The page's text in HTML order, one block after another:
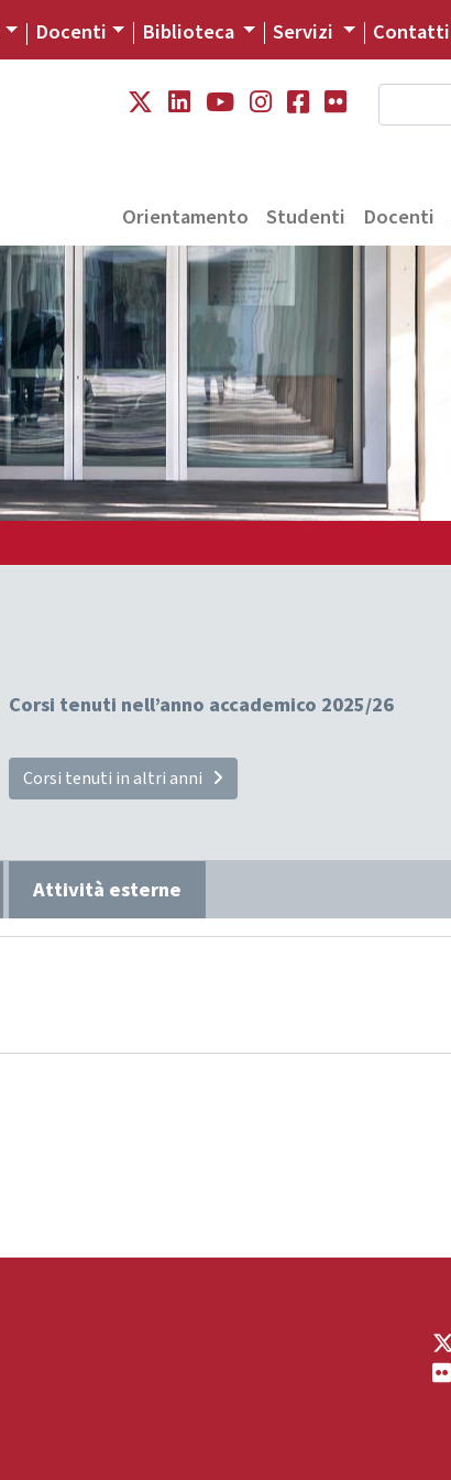
Docenti Biblioteca Servizi Contatti
Orientamento Studenti Docenti
Corsi tenuti nell’anno accademico 2025/26
Corsi tenuti in altri anni
Attività esterne